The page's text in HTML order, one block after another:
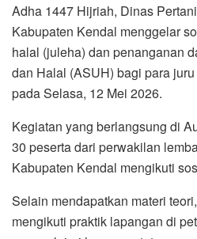
Adha 1447 Hijriah, Dinas
Kabupaten Kendal menggelar
halal (juleha) dan penanganan
dan Halal (ASUH) bagi para
pada Selasa, 12 Mei 2026.
Kegiatan yang berlangsung di
30 peserta dari perwakilan
Kabupaten Kendal mengikuti
Selain mendapatkan materi
mengikuti praktik lapangan di